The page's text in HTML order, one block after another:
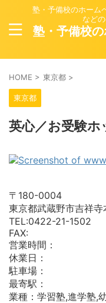
塾・予備校のホーム
など
塾・予備校
HOME > 東京都 >
東京都
英心／お受験ホ
〒180-0004
東京都武蔵野市吉祥寺
TEL:0422-21-1502
FAX:
営業時間：
休業日：
駐車場：
最寄駅：
業種：学習塾,進学塾,